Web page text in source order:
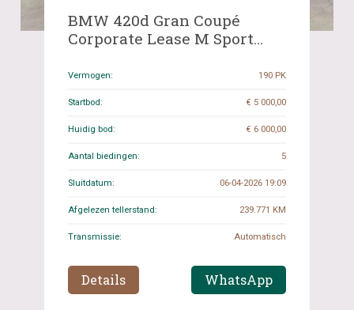
BMW 420d Gran Coupé
Corporate Lease M Sport
Serie, JB-831-V
Vermogen: 190 PK
Startbod: € 5 000,00
Huidig bod: € 6 000,00
Aantal biedingen: 5
Sluitdatum: 06-04-2026 19:09
Afgelezen tellerstand: 239.771 KM
Transmissie: Automatisch
Details WhatsApp